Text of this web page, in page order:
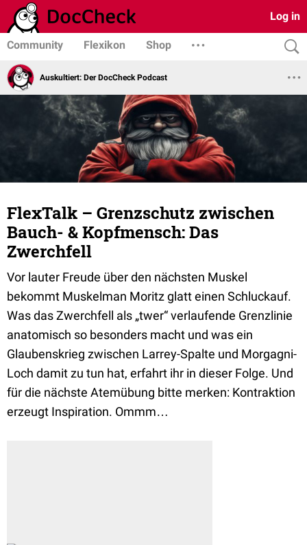
Log in
Community Flexikon Shop
Auskultiert: Der DocCheck Podcast
FlexTalk – Grenzschutz zwischen
Bauch- & Kopfmensch: Das
Zwerchfell
Vor lauter Freude über den nächsten Muskel
bekommt Muskelman Moritz glatt einen Schluckauf.
Was das Zwerchfell als „twer“ verlaufende Grenzlinie
anatomisch so besonders macht und was ein
Glaubenskrieg zwischen Larrey-Spalte und Morgagni-
Loch damit zu tun hat, erfahrt ihr in dieser Folge. Und
für die nächste Atemübung bitte merken: Kontraktion
erzeugt Inspiration. Ommm…